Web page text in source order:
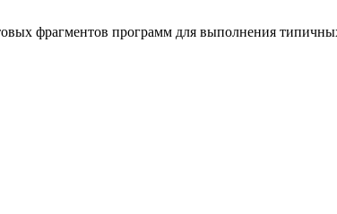
фрагментов программ для выполнения